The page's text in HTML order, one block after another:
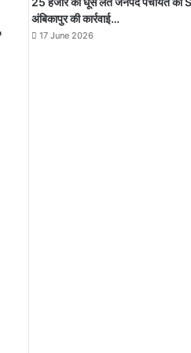
अंबिकापुर की कार्रवाई…
17 June 2026